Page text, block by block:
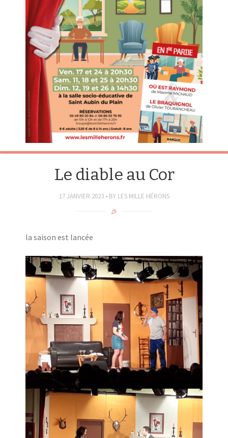
Le diable au Cor
17 JANVIER 2023 BY LES MILLE HÉRONS
la saison est lancée